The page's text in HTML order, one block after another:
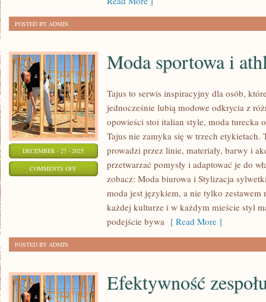
POSTED BY ADMIN
DECEMBER - 27 - 2025
COMMENTS OFFON
SPORTOWA
ATHLEISURE
Moda sportowa i
Tajus to serwis inspiracyjny dla osób,
jednocześnie lubią modowe odkrycia z
opowieści stoi italian style, moda turecka
Tajus nie zamyka się w trzech
prowadzi przez linie, materiały, barwy i
przetwarzać pomysły i adaptować je do
zobacz: Moda biurowa i Stylizacja
moda jest językiem, a nie tylko
każdej kulturze i w każdym mieście styl
podejście bywa [ Read More ]
POSTED BY ADMIN
Efektywność